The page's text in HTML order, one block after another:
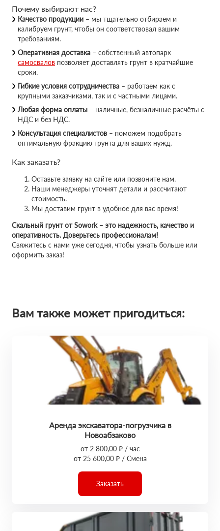
Почему выбирают нас?
Качество продукции – мы тщательно отбираем и
калибруем грунт, чтобы он соответствовал вашим
требованиям.
Оперативная доставка – собственный автопарк
самосвалов позволяет доставлять грунт в кратчайшие
сроки.
Гибкие условия сотрудничества – работаем как с
крупными заказчиками, так и с частными лицами.
Любая форма оплаты – наличные, безналичные расчёты с
НДС и без НДС.
Консультация специалистов – поможем подобрать
оптимальную фракцию грунта для ваших нужд.
Как заказать?
Оставьте заявку на сайте или позвоните нам.
Наши менеджеры уточнят детали и рассчитают
стоимость.
Мы доставим грунт в удобное для вас время!
Скальный грунт от Sowork – это надежность, качество и
оперативность. Доверьтесь профессионалам!
Свяжитесь с нами уже сегодня, чтобы узнать больше или
оформить заказ!
Вам также может пригодиться:
Аренда экскаватора-погрузчика в
Новоабзаково
от 2 800,00 ₽ / час
от 25 600,00 ₽ / Смена
Заказать